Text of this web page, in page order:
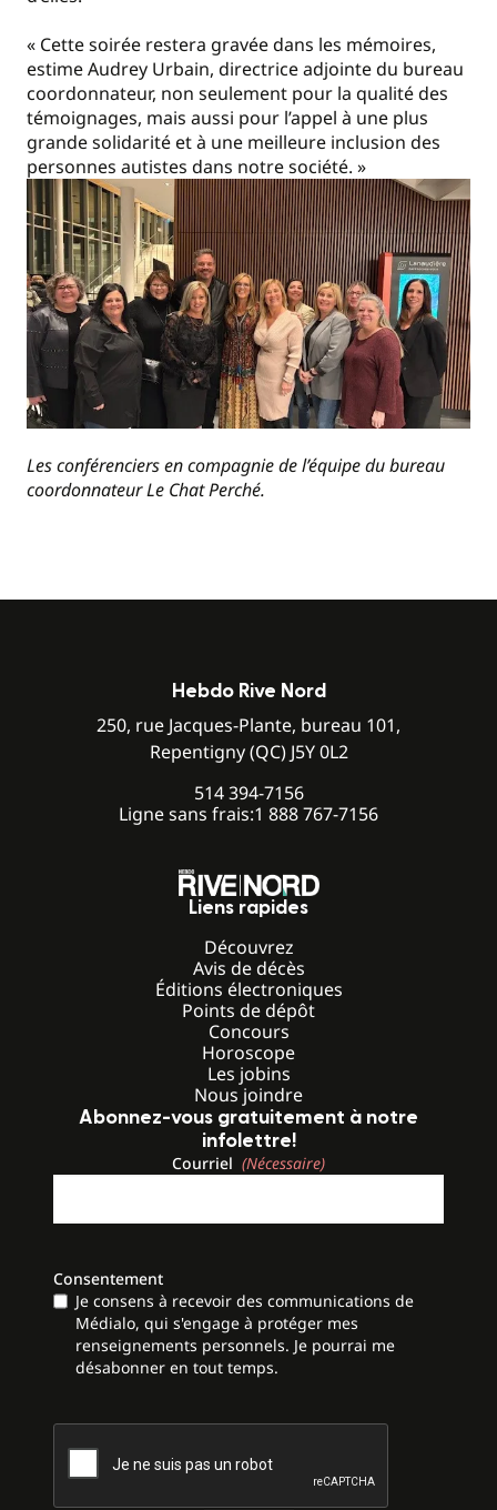
« Cette soirée restera gravée dans les mémoires,
estime Audrey Urbain, directrice adjointe du bureau
coordonnateur, non seulement pour la qualité des
témoignages, mais aussi pour l’appel à une plus
grande solidarité et à une meilleure inclusion des
personnes autistes dans notre société. »
Les conférenciers en compagnie de l’équipe du bureau
coordonnateur Le Chat Perché.
Hebdo Rive Nord
250, rue Jacques-Plante, bureau 101,
Repentigny (QC) J5Y 0L2
514 394-7156
Ligne sans frais:1 888 767-7156
Liens rapides
Découvrez
Avis de décès
Éditions électroniques
Points de dépôt
Concours
Horoscope
Les jobins
Nous joindre
Abonnez-vous gratuitement à notre
infolettre!
Courriel (Nécessaire)
Consentement
Je consens à recevoir des communications de
Médialo, qui s'engage à protéger mes
renseignements personnels. Je pourrai me
désabonner en tout temps.
CAPTCHA